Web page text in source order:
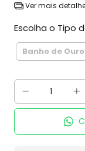
Ver mais
Escolha o Tipo
Banho de